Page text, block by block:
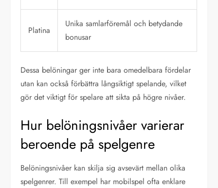
Platina
Unika samlarföremål och betydande
bonusar
Dessa belöningar ger inte bara omedelbara fördelar
utan kan också förbättra långsiktigt spelande, vilket
gör det viktigt för spelare att sikta på högre nivåer.
Hur belöningsnivåer varierar
beroende på spelgenre
Belöningsnivåer kan skilja sig avsevärt mellan olika
spelgenrer. Till exempel har mobilspel ofta enklare